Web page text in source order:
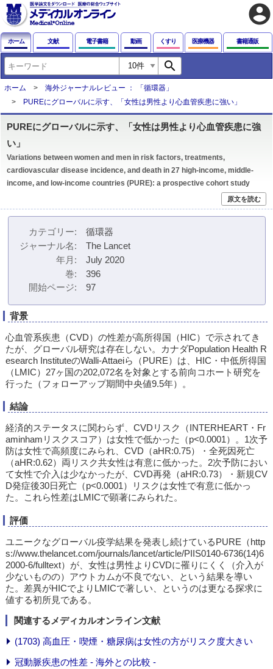
account_circle
ホーム 文献 電子書籍 動画 くすり 医療機器 書籍通販
search
ホーム
海外ジャーナルレビュー ： 「循環器」
PUREにグローバルに示す、「女性は男性より心血管疾患に強い」
PUREにグローバルに示す、「女性は男性より心血管疾患に強
い」
Variations between women and men in risk factors, treatments,
cardiovascular disease incidence, and death in 27 high-income, middle-
income, and low-income countries (PURE): a prospective cohort study
原文を読む
カテゴリー
循環器
ジャーナル名
The Lancet
年月
July 2020
巻
396
開始ページ
97
背景
心血管系疾患（CVD）の性差が高所得国（HIC）で示されてき
たが、グローバル研究は存在しない。カナダPopulation Health R
esearch InstituteのWalli-Attaeiら（PURE）は、HIC・中低所得国
（LMIC）27ヶ国の202,072名を対象とする前向コホート研究を
行った（フォローアップ期間中央値9.5年）。
結論
経済的ステータスに関わらず、CVDリスク（INTERHEART・Fr
aminhamリスクスコア）は女性で低かった（p<0.0001）。1次予
防は女性で高頻度にみられ、CVD（aHR:0.75）・全死因死亡
（aHR:0.62）両リスク共女性は有意に低かった。2次予防におい
て女性で介入は少なかったが、CVD再発（aHR:0.73）・新規CV
D発症後30日死亡（p<0.0001）リスクは女性で有意に低かっ
た。これら性差はLMICで顕著にみられた。
評価
ユニークなグローバル疫学結果を発表し続けているPURE（http
s://www.thelancet.com/journals/lancet/article/PIIS0140-6736(14)6
2000-6/fulltext）が、女性は男性よりCVDに罹りにくく（介入が
少ないものの）アウトカムが不良でない、という結果を導い
た。差異がHICでよりLMICで著しい、というのは更なる探求に
値する初所見である。
関連するメディカルオンライン文献
(1703) 高血圧・喫煙・糖尿病は女性の方がリスク度大きい
冠動脈疾患の性差 - 海外との比較 -